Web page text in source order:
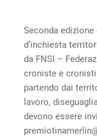
Seconda
d’inchiesta
da FNSI –
croniste e
partendo dai
lavoro,
devono essere